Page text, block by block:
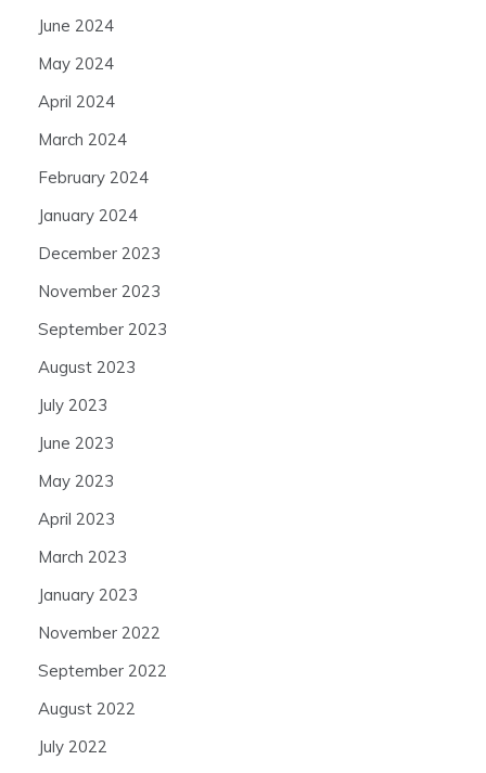
June 2024
May 2024
April 2024
March 2024
February 2024
January 2024
December 2023
November 2023
September 2023
August 2023
July 2023
June 2023
May 2023
April 2023
March 2023
January 2023
November 2022
September 2022
August 2022
July 2022